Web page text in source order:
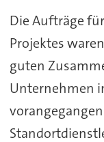
Die Aufträge
Projektes
guten
Unternehmen